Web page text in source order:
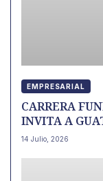
EMPRESARIAL
CARRERA
INVITA A
14 Julio, 2026